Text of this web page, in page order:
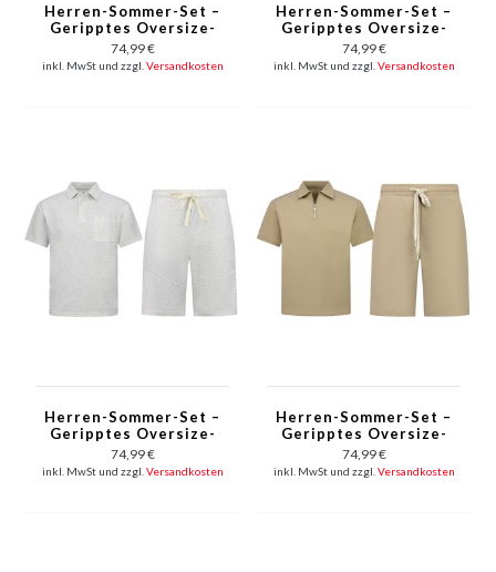
Herren-Sommer-Set –
Geripptes Oversize-
Poloshirt –
Herrenshorts /
Herren-Oversize-T-
74,99 €
inkl. MwSt und zzgl. Versandkosten
Herren-Sommer-Set –
Geripptes Oversize-
Poloshirt –
Herrenshorts /
Herren-Oversize-T-
74,99 €
inkl. MwSt und zzgl. Versandkosten
Herren-Sommer-Set –
Geripptes Oversize-
Poloshirt –
Herrenshorts /
Herren-Oversize-T-
74,99 €
inkl. MwSt und zzgl. Versandkosten
Herren-Sommer-Set –
Geripptes Oversize-
Poloshirt und Shorts –
Kombi-Set – F-5827 –
Braun
74,99 €
inkl. MwSt und zzgl. Versandkosten